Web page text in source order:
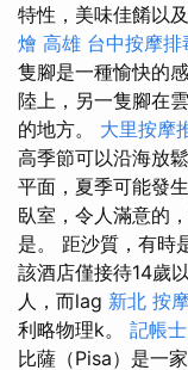
特性，美味佳餚以
燴 高雄 台中按摩
隻腳是一種愉快的
陸上，另一隻腳在
的地方。 大里按摩
高季節可以沿海放鬆
平面，夏季可能發
臥室，令人滿意的
是。 距沙質，有時
該酒店僅接待14歲
人，而lag 新北 按
利略物理k。 記帳
比薩（Pisa）是一